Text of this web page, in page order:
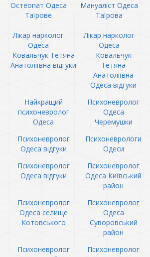
Остеопат Одеса
Таїрове
Мануаліст Одеса
Таїрова
Лікар нарколог
Одеса
Лікар нарколог
Одеса
Ковальчук Тетяна
Анатоліївна відгуки
Ковальчук
Тетяна
Анатоліївна
Одеса відгуки
Найкращий
психоневролог
Одеса
Психоневролог
Одеса
Черемушки
Психоневролог
Одеса відгуки
Психоневрологи
Одеси
Психоневролог
Одеса відгуки
Психоневролог
Одеса Київський
район
Психоневролог
Одеса селище
Котовського
Психоневролог
Одеса
Суворовський
район
Психоневролог
Психоневролог